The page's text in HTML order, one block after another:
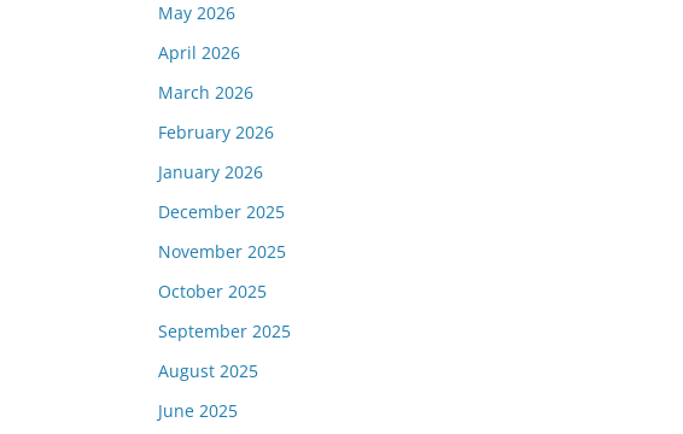
May 2026
April 2026
March 2026
February 2026
January 2026
December 2025
November 2025
October 2025
September 2025
August 2025
June 2025